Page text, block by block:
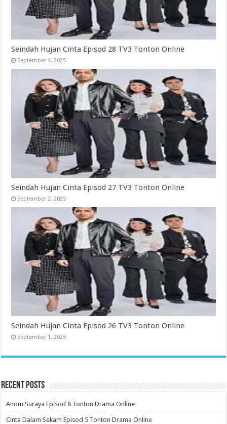
Seindah Hujan Cinta Episod 28 TV3 Tonton Online
September 4, 2025
Seindah Hujan Cinta Episod 27 TV3 Tonton Online
September 2, 2025
Seindah Hujan Cinta Episod 26 TV3 Tonton Online
September 1, 2025
Recent Posts
Anom Suraya Episod 8 Tonton Drama Online
Cinta Dalam Sekam Episod 5 Tonton Drama Online